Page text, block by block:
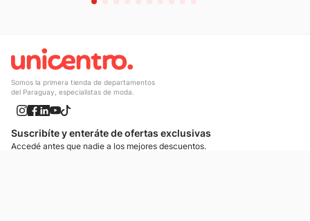
Somos la primera tienda de departamentos
del Paraguay, especialistas de moda.
Suscribíte y enteráte de ofertas exclusivas
Accedé antes que nadie a los mejores descuentos.